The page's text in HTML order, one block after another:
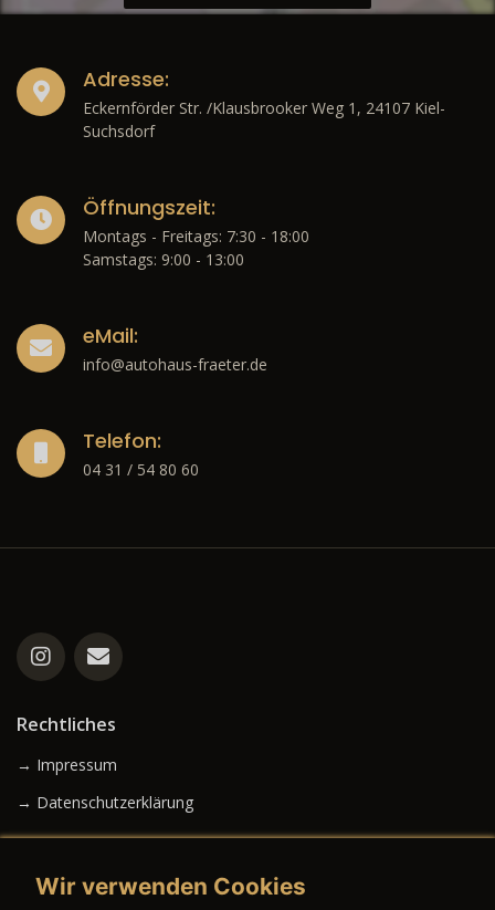
Adresse:
Eckernförder Str. /Klausbrooker Weg 1, 24107 Kiel-
Suchsdorf
Öffnungszeit:
Montags - Freitags: 7:30 - 18:00
Samstags: 9:00 - 13:00
eMail:
info@autohaus-fraeter.de
Telefon:
04 31 / 54 80 60
Rechtliches
→ Impressum
→ Datenschutzerklärung
Wir verwenden Cookies